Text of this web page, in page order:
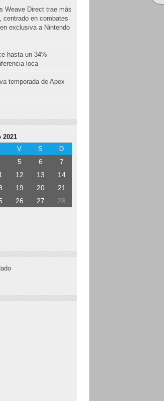
Weave Direct trae más
centrado en combates
exclusiva a Nintendo
hasta un 34%
loca
temporada de Apex
2021
V S D
5 6
7
12 13
14
19 20
21
26 27
28